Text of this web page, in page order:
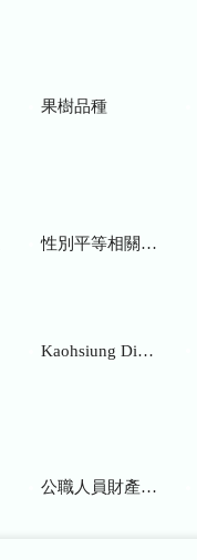
果樹品種
性別平等相關網站
Kaohsiung District Agricultural Research and Extension Station
公職人員財產申報